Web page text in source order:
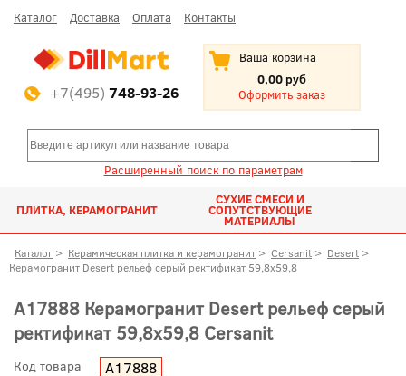
Каталог Доставка Оплата Контакты
+7(495) 748-93-26
Ваша корзина
0,00 руб
Оформить заказ
Расширенный поиск по параметрам
ПЛИТКА, КЕРАМОГРАНИТ
СУХИЕ СМЕСИ И
СОПУТСТВУЮЩИЕ
МАТЕРИАЛЫ
Каталог > Керамическая плитка и керамогранит > Cersanit > Desert >
Керамогранит Desert рельеф серый ректификат 59,8x59,8
A17888 Керамогранит Desert рельеф серый
ректификат 59,8x59,8 Cersanit
Код товара A17888